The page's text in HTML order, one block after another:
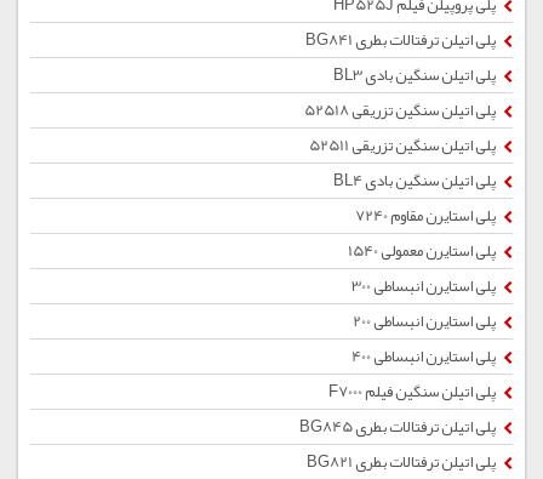
پلی اتیلن ترفتالات بطری BG841
پلی اتیلن سنگین بادی BL3
پلی اتیلن سنگین تزریقی 52518
پلی اتیلن سنگین تزریقی 52511
پلی اتیلن سنگین بادی BL4
پلی استایرن مقاوم 7240
پلی استایرن معمولی 1540
پلی استایرن انبساطی 300
پلی استایرن انبساطی 200
پلی استایرن انبساطی 400
پلی اتیلن سنگین فیلم F7000
پلی اتیلن ترفتالات بطری BG845
پلی اتیلن ترفتالات بطری BG821